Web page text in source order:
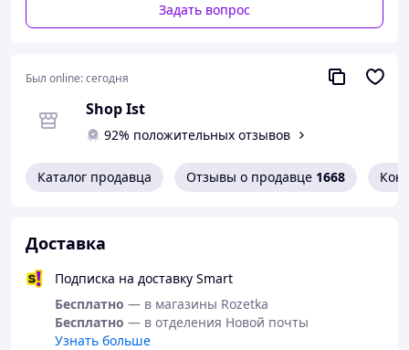
Основные преимущества •360° всенаправленная
интерфейс приемника уменьшает помехи и повышает
Ультранизкая задержка 30 мс
синхронизация звука и видео.
шумных условиях.
Функция Voice Changer
- переключение между
даже на открытых площадках.
•Автоматическое подключение за 1 секунду
получили из кейса, и микрофон готов.
Поддержка двухканальной записи — два
микрофона могут работать одновременно.
Задать вопрос
Был online:сегодня
Shop Ist
92% положительных отзывов
Каталог продавца Отзывы о продавце 1668
Доставка
Подписка на доставку Smart
Бесплатно — в магазины Rozetka
Бесплатно — в отделения Новой почты
Узнать больше